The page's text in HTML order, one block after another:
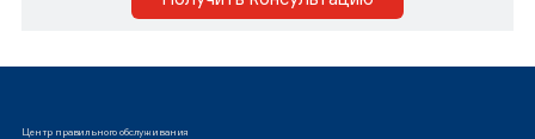
Центр правильного обслуживания